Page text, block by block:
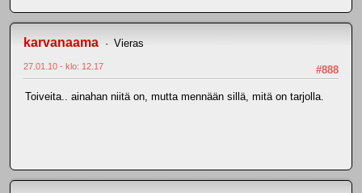
karvanaama Vieras
#888
27.01.10 - klo: 12.17
Toiveita.. ainahan niitä on, mutta mennään sillä, mitä on tarjolla.